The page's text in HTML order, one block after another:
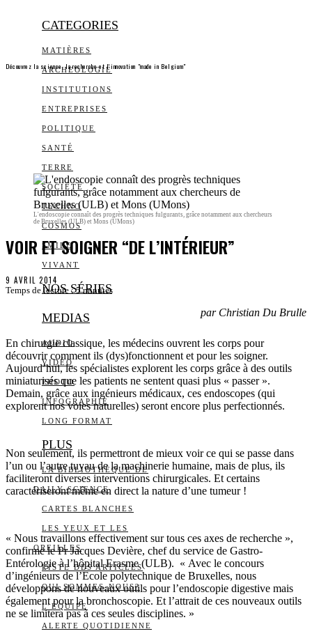
CATEGORIES
MATIÈRES
ARCHEOLOGIE
INSTITUTIONS
ENTREPRISES
POLITIQUE
SANTÉ
TERRE
SOCIÉTÉ
TECHNO
COSMOS
SMILE
VIVANT
NOS SÉRIES
MEDIAS
AUDIO
VIDÉO
PHOTO
INFOGRAPHIE
LONG FORMAT
PLUS
LA BIBLIOTHÈQUE DE
DAILY SCIENCE
CARTES BLANCHES
LES YEUX ET LES
OREILLES
LISTE DES ARTICLES
QUI SOMMES-NOUS?
L’ÉQUIPE
ALERTE QUOTIDIENNE
Découvrez la science, la recherche et l’innovation "made in Belgium"
L'endoscopie connaît des progrès techniques fulgurants, grâce notamment aux chercheurs
de Bruxelles (ULB) et Mons (UMons)
VOIR ET SOIGNER “DE L’INTÉRIEUR”
9 AVRIL 2014
Temps de lecture :5 minutes
par Christian Du Brulle
En chirurgie classique, les médecins ouvrent les corps pour
découvrir comment ils (dys)fonctionnent et pour les soigner.
Aujourd’hui, les spécialistes explorent les corps grâce à des outils
miniaturisés que les patients ne sentent quasi plus « passer ».
Demain, grâce aux ingénieurs médicaux, ces endoscopes (qui
explorent nos voies naturelles) seront encore plus perfectionnés.
Non seulement, ils permettront de mieux voir ce qui se passe dans
l’un ou l’autre tuyau de la machinerie humaine, mais de plus, ils
faciliteront diverses interventions chirurgicales. Et certains
caractériseront même en direct la nature d’une tumeur !
« Nous travaillons effectivement sur tous ces axes de recherche »,
confirme le Pr Jacques Devière, chef du service de Gastro-
Entérologie à l’hôpital Erasme (ULB). « Avec le concours
d’ingénieurs de l’Ecole polytechnique de Bruxelles, nous
développons de nouveaux outils pour l’endoscopie digestive mais
également pour la bronchoscopie. Et l’attrait de ces nouveaux outils
ne se limitera pas à ces seules disciplines. »